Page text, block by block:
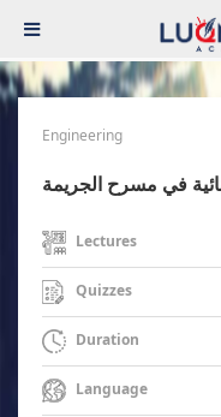
Engineering
في مسرح الجريمة
Lectures
Quizzes
Duration
Language